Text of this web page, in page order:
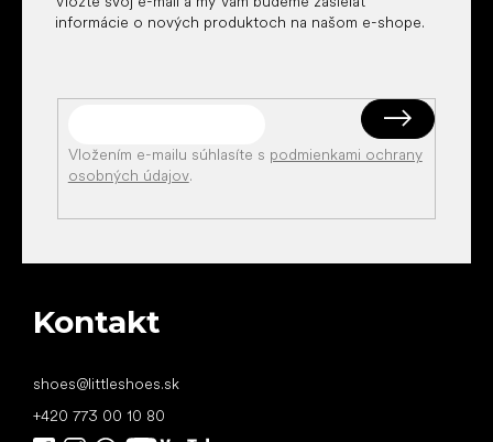
informácie o nových produktoch na našom e-shope.
Vložením e-mailu súhlasíte s podmienkami ochrany
osobných údajov.
Kontakt
shoes@littleshoes.sk
+420 773 00 10 80